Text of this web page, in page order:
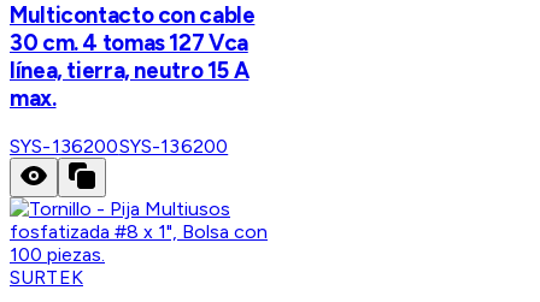
Multicontacto con cable
30 cm. 4 tomas 127 Vca
línea, tierra, neutro 15 A
max.
SYS-136200SYS-136200
SURTEK